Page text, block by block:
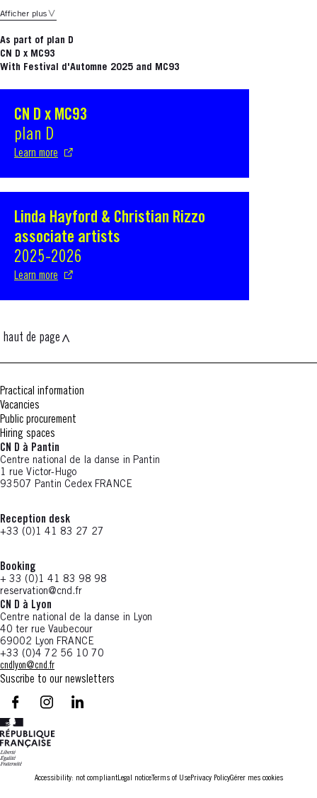
Afficher plus
As part of plan D
CN D x MC93
With Festival d'Automne 2025 and MC93
CN D x MC93
plan D
Learn more
S'ouvre dans une nouvelle fenêtre
Linda Hayford & Christian Rizzo
associate artists
2025-2026
Learn more
S'ouvre dans une nouvelle fenêtre
haut de page
Practical information
Vacancies
Public procurement
Hiring spaces
CN D à Pantin
Centre national de la danse in Pantin
1 rue Victor-Hugo
93507 Pantin Cedex FRANCE
Reception desk
+33 (0)1 41 83 27 27
Booking
+ 33 (0)1 41 83 98 98
reservation@cnd.fr
CN D à Lyon
Centre national de la danse in Lyon
40 ter rue Vaubecour
69002 Lyon FRANCE
+33 (0)4 72 56 10 70
cndlyon@cnd.fr
Suscribe to our newsletters
facebook - CN D - Nouvelle fenêtre
instagram - CN D - Nouvelle fenêtre
LinkedIn - CN D - Nouvelle fenêtre
Accessibility: not compliantLegal noticeTerms of UsePrivacy PolicyGérer mes cookies